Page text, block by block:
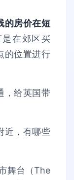
的房价在短
是在郊区买
的位置进行
，给英国带
近，有哪些
舞台（The